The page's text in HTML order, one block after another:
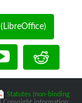
Statutes (non-binding